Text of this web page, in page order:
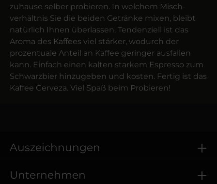
zuhause selber probieren. In welchem Misch­
verhältnis Sie die beiden Getränke mixen, bleibt
natürlich Ihnen überlassen. Tendenziell ist das
Aroma des Kaffees viel stärker, wodurch der
prozentuale Anteil an Kaffee geringer ausfallen
kann. Einfach einen kalten starkem Espresso zum
Schwarz­bier hinzugeben und kosten. Fertig ist das
Kaffee Cerveza. Viel Spaß beim Probieren!
Auszeichnungen
Unternehmen